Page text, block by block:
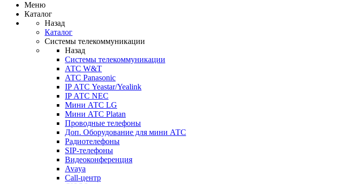
Меню
Каталог
Назад
Каталог
Системы телекоммуникации
Назад
Системы телекоммуникации
АТС W&T
АТС Panasonic
IP АТС Yeastar/Yealink
IP АТС NEC
Мини АТС LG
Мини АТС Platan
Проводные телефоны
Доп. Оборудование для мини АТС
Радиотелефоны
SIP-телефоны
Видеоконференция
Avaya
Call-центр